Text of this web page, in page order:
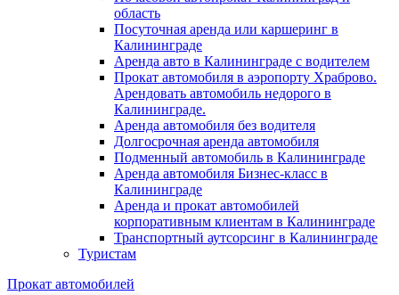
область
Посуточная аренда или каршеринг в
Калининграде
Аренда авто в Калининграде с водителем
Прокат автомобиля в аэропорту Храброво.
Арендовать автомобиль недорого в
Калининграде.
Аренда автомобиля без водителя
Долгосрочная аренда автомобиля
Подменный автомобиль в Калининграде
Аренда автомобиля Бизнес-класс в
Калининграде
Аренда и прокат автомобилей
корпоративным клиентам в Калининграде
Транспортный аутсорсинг в Калининграде
Туристам
Прокат автомобилей